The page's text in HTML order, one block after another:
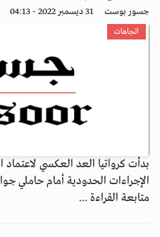
جسور بوست 31 ديسمبر 2022 - 04:13
اتجاهات
بدأت كرواتيا العد العكسي لاعتماد
الإجراءات الحدودية أمام حاملي
متابعة القراءة ...